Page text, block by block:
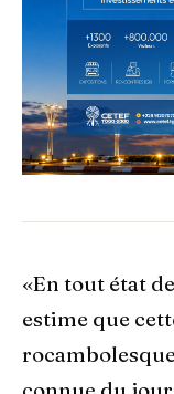
«En tout état
estime que